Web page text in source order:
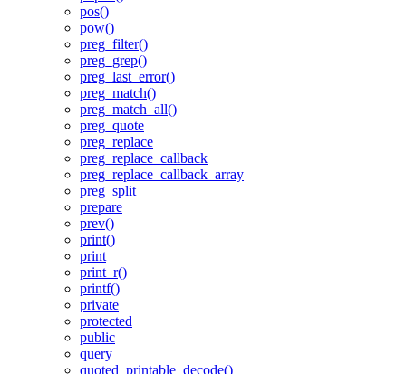
pos()
pow()
preg_filter()
preg_grep()
preg_last_error()
preg_match()
preg_match_all()
preg_quote
preg_replace
preg_replace_callback
preg_replace_callback_array
preg_split
prepare
prev()
print()
print
print_r()
printf()
private
protected
public
query
quoted_printable_decode()